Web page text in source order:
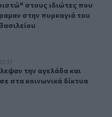
στους ιδιώτες που
στην πυρκαγιά του
και ξέσπασε στα
12:17
την αγελάδα και
την αγελάδα και
στα κοινωνικά δίκτυα